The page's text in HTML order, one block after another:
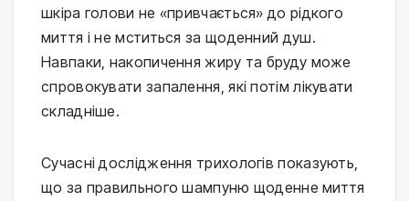
шкіра голови не «привчається» до рідкого
миття і не мститься за щоденний душ.
Навпаки, накопичення жиру та бруду може
спровокувати запалення, які потім лікувати
складніше.
Сучасні дослідження трихологів показують,
що за правильного шампуню щоденне миття